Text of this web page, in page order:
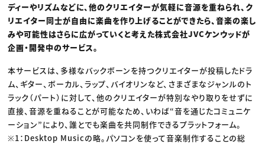
ディーやリズムなどに、他のクリエイターが気軽に音源を重ねられ、ク
リエイター同士が自由に楽曲を作り上げることができたら、音楽の楽し
みや可能性はさらに広がっていくと考えた株式会社JVCケンウッドが
企画・開発中のサービス。
本サービスは、多様なバックボーンを持つクリエイターが投稿したドラ
ム、ギター、ボーカル、ラップ、バイオリンなど、さまざまなジャンルのト
ラック（パート）に対して、他のクリエイターが特別なやり取りをせずに
直接、音源を重ねることが可能なため、いわば“音を通じたコミュニケ
ーション”により、誰とでも楽曲を共同制作できるプラットフォーム。
※1：Desktop Musicの略。パソコンを使って音楽制作することの総